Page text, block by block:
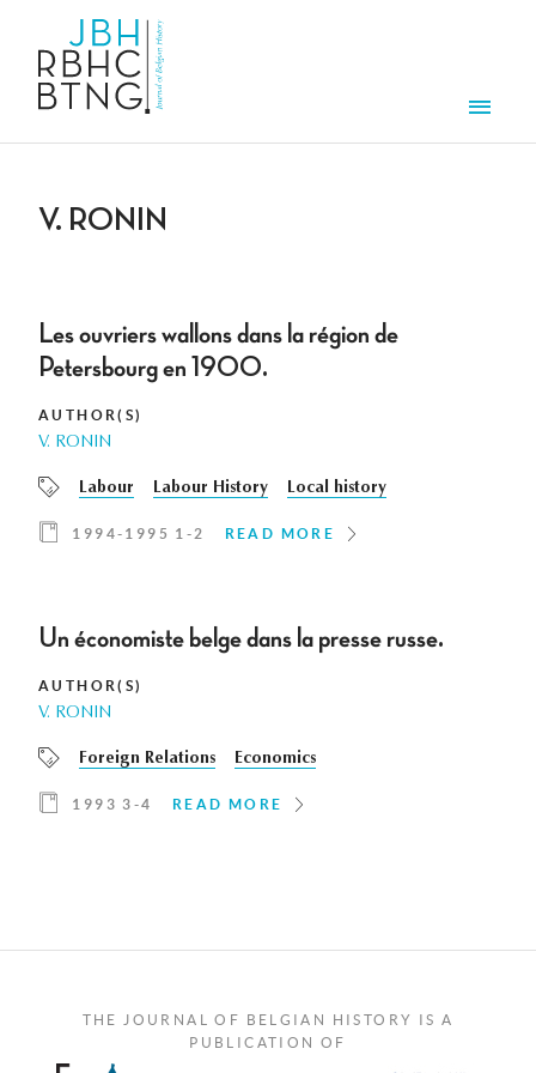
V. RONIN
Les ouvriers wallons dans la région de
Petersbourg en 1900.
AUTHOR(S)
V. RONIN
Labour Labour History Local history
1994-1995 1-2 READ MORE
Un économiste belge dans la presse russe.
AUTHOR(S)
V. RONIN
Foreign Relations Economics
1993 3-4 READ MORE
THE JOURNAL OF BELGIAN HISTORY IS A
PUBLICATION OF